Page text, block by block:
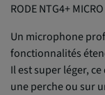
RODE NTG4+
Un microphone
fonctionnalités
Il est super léger,
une perche ou sur